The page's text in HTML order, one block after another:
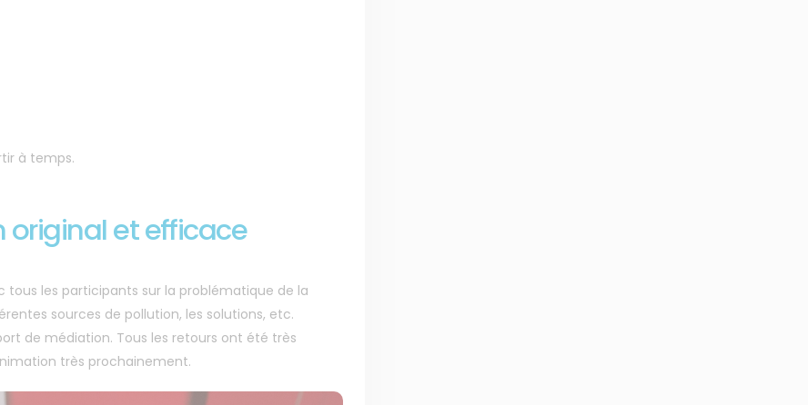
à temps.
et efficace
tous les participants sur la problématique de la
sources de pollution, les solutions, etc.
de médiation. Tous les retours ont été très
très prochainement.